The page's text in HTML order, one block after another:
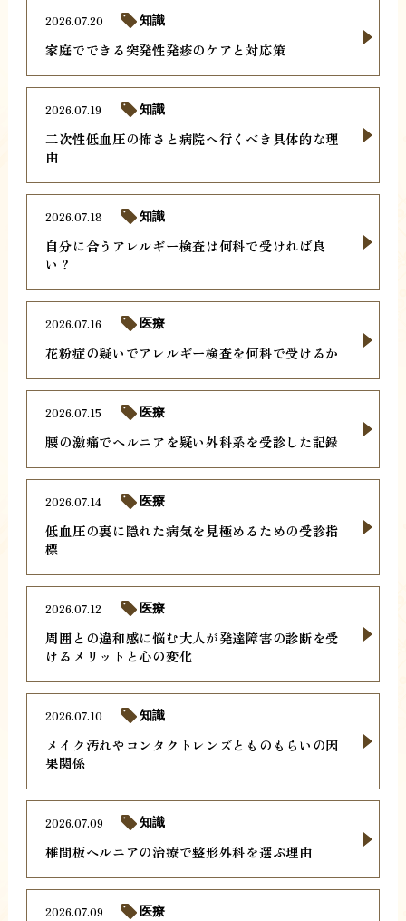
家庭でできる突発性発疹のケアと対応策
2026.07.20 知識
二次性低血圧の怖さと病院へ行くべき具体的な理
由
2026.07.19 知識
自分に合うアレルギー検査は何科で受ければ良
い？
2026.07.18 知識
花粉症の疑いでアレルギー検査を何科で受けるか
2026.07.16 医療
腰の激痛でヘルニアを疑い外科系を受診した記録
2026.07.15 医療
低血圧の裏に隠れた病気を見極めるための受診指
標
2026.07.14 医療
周囲との違和感に悩む大人が発達障害の診断を受
けるメリットと心の変化
2026.07.12 医療
メイク汚れやコンタクトレンズとものもらいの因
果関係
2026.07.10 知識
椎間板ヘルニアの治療で整形外科を選ぶ理由
2026.07.09 知識
2026.07.09 医療